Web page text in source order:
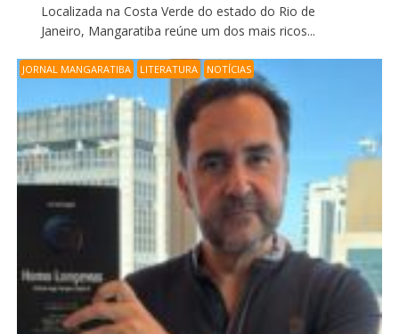
Localizada na Costa Verde do estado do Rio de
Janeiro, Mangaratiba reúne um dos mais ricos...
JORNAL MANGARATIBA LITERATURA NOTÍCIAS